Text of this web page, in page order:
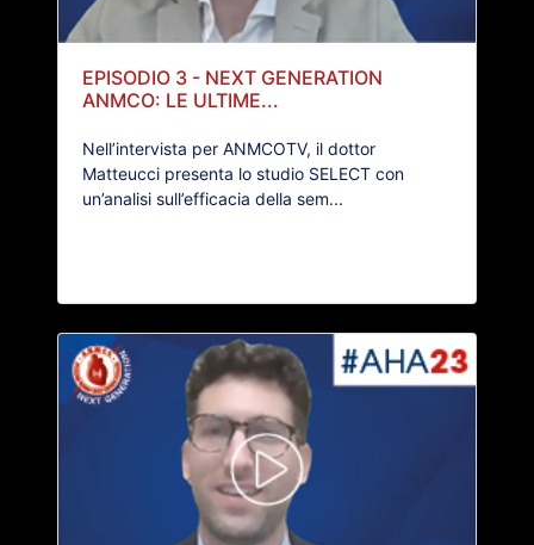
EPISODIO 3 - NEXT GENERATION
ANMCO: LE ULTIME...
Nell’intervista per ANMCOTV, il dottor
Matteucci presenta lo studio SELECT con
un’analisi sull’efficacia della sem...